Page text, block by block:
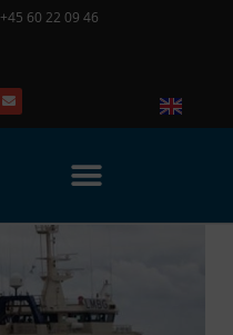
+45 60 22 09 46